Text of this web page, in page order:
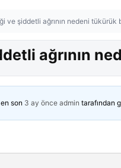
ve şiddetli ağrının nedeni tükürük
ağrının
son 3 ay önce admin tarafından